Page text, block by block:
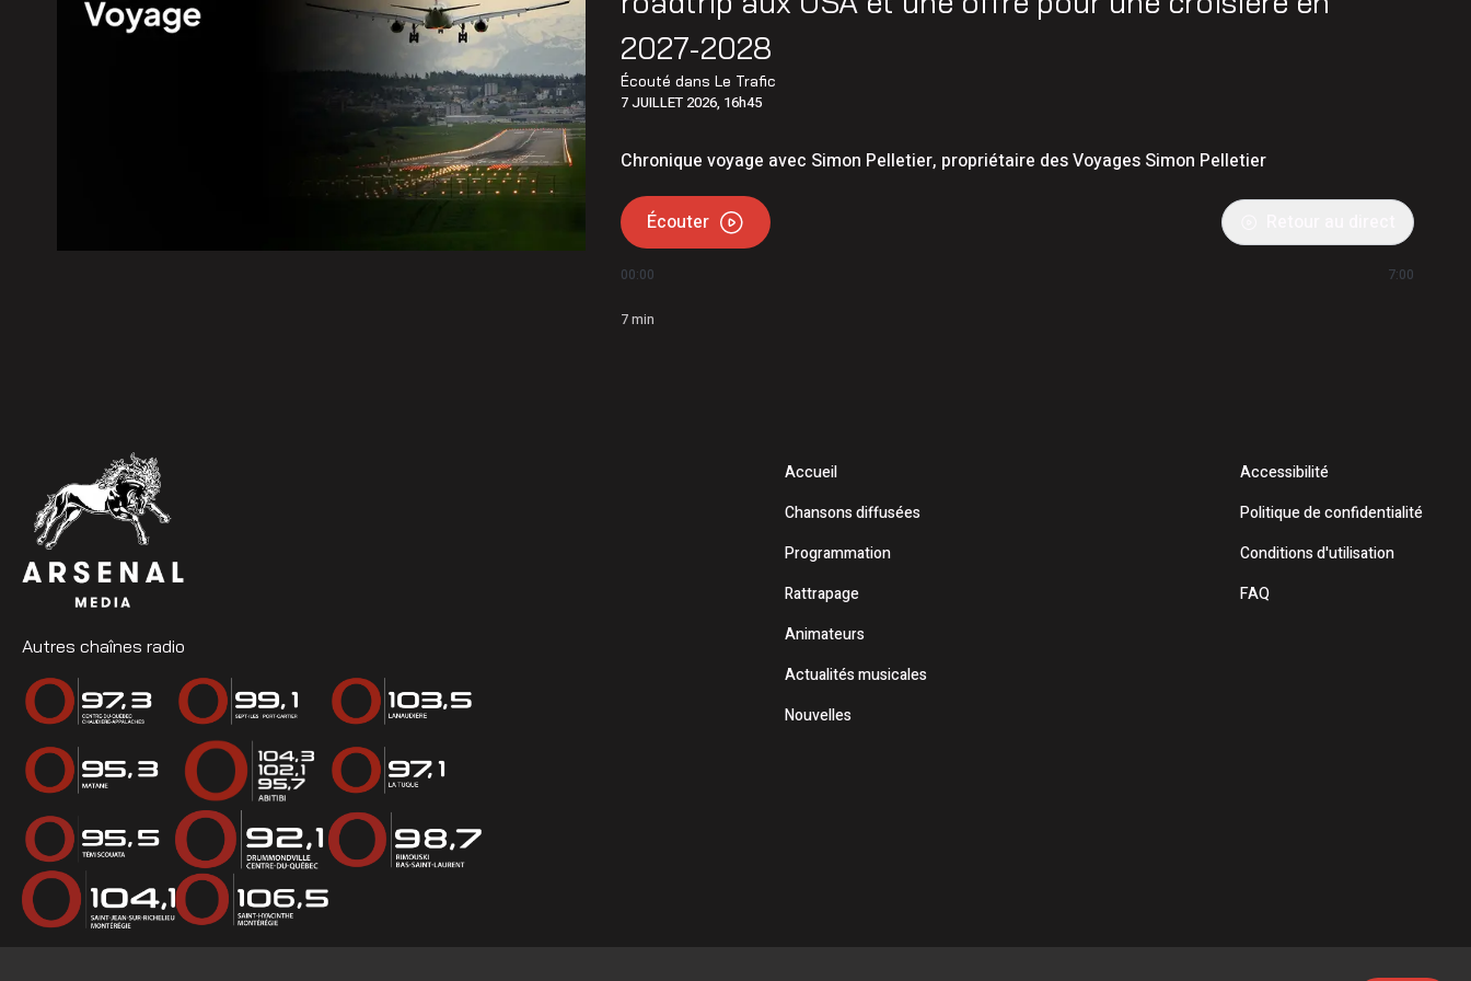
6 août 2026
Accusé du meurtre de Nicolas Audet | Étienne Gourde comparaît
Québec | Deux arrestations en matière de stupéfiants, menaces et extorsion
2027-2028
Écouté dansLe Trafic
7 JUILLET 2026, 16h45
Chronique voyage avec Simon Pelletier, propriétaire des Voyages Simon Pelletier
Écouter
00:00 7:00
7min
Autres chaînes radio
Accueil
Chansons diffusées
Programmation
Rattrapage
Animateurs
Actualités musicales
Nouvelles
Accessibilité
Politique de confidentialité
Conditions d'utilisation
FAQ